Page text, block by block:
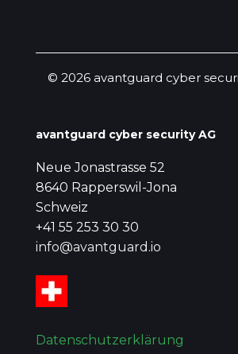
© 2026 avantguard cyber
avantguard cyber security AG
Neue Jonastrasse 52
8640 Rapperswil-Jona
Schweiz
+41 55 253 30 30
info@avantguard.io
Datenschutzerklärung